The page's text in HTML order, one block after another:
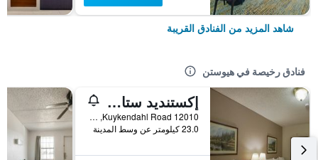
شاهد المزيد من الفنادق القريبة
فنادق رخيصة في هيوستن
إكستنديد ستاي إن تاون سويتس هيوستون تكساس - جرينسبوينت
12010 Kuykendahl Road, هيوستن, TX, الولايات المتحدة الأميريكية
23.0 كيلومتر عن وسط المدينة